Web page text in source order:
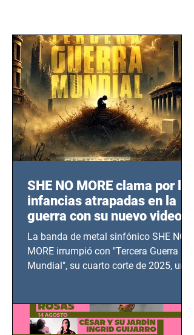
SHE NO MORE clama por las
infancias atrapadas en la
guerra con su nuevo video
TERCERA GUERRA
MUNDIAL
La banda de metal sinfónico SHE NO
MORE irrumpió con "Tercera Guerra
Mundial", su cuarto corte de 2025, un
bélicos.